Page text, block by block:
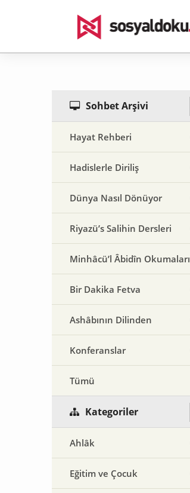
Sohbet Arşivi
Hayat Rehberi
Hadislerle Diriliş
Dünya Nasıl Dönüyor
Riyazü’s Salihin Dersleri
Minhâcü’l Âbidîn Okumaları
Bir Dakika Fetva
Ashâbının Dilinden
Konferanslar
Tümü
Kategoriler
Ahlâk
Eğitim ve Çocuk